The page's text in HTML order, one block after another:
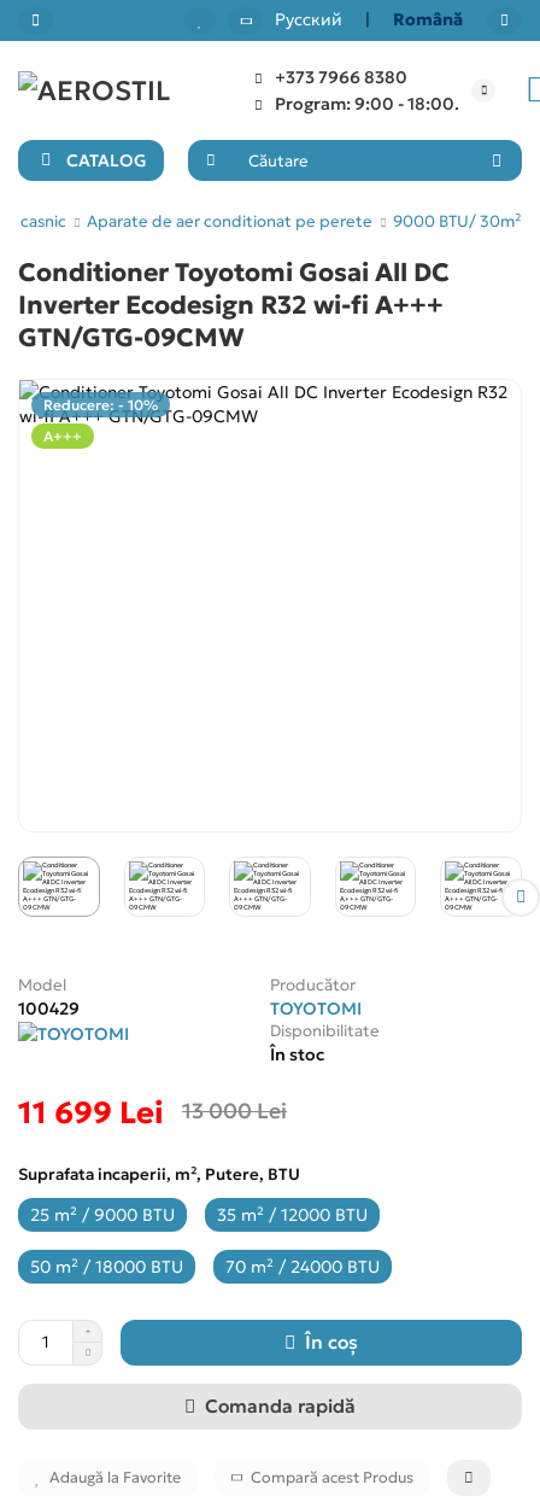
Русский | Română
+373 7966 8380
Program: 9:00 - 18:00.
Back
Aparate de aer conditionat pe perete
Back
7000 BTU/ 20m²
9000 BTU/ 30m²
12000 BTU/ 40m²
18000 BTU/ 50m²
24000 BTU/ 55-70m²
Condiționere mobile
Condiționere multi-split
Accesorii pentru climatizare
Back
Condiționere tip casetă
Condiționere tip canal
Back
Recuperatoare de căldură
CATALOG
casnic Aparate de aer conditionat pe perete 9000 BTU/ 30m²
Conditioner Toyotomi Gosai All DC
Inverter Ecodesign R32 wi-fi A+++
GTN/GTG-09CMW
Reducere: - 10%
A+++
Model
100429
Producător
TOYOTOMI
Disponibilitate
În stoc
11 699 Lei 13 000 Lei
Suprafata incaperii, m², Putere, BTU
25 m² / 9000 BTU 35 m² / 12000 BTU
50 m² / 18000 BTU 70 m² / 24000 BTU
În coș
Comanda rapidă
Adaugă la Favorite Compară acest Produs